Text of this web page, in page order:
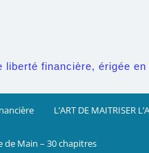
liberté financière, érigée
L’ART DE MAITRISER
de Main – 30 chapitres